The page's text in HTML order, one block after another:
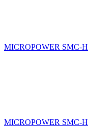
MICROPOWER SMC-
MICROPOWER SMC-